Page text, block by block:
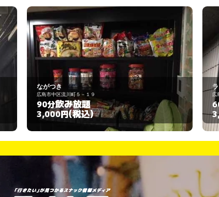
ラブ・ラグ
広島市中区銀山町11-25
60分飲み放題
3,000円(税込)